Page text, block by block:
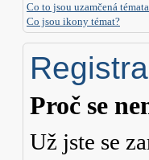
Co to jsou uzamčená
Co jsou ikony témat?
Proč se
Už jste se